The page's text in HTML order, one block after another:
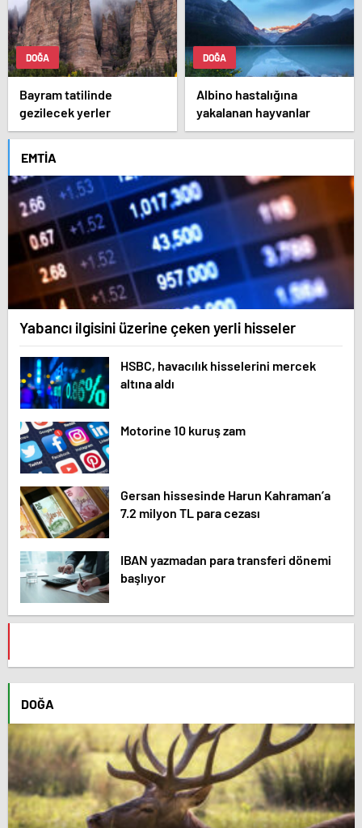
DOĞA
Bayram tatilinde
gezilecek yerler
DOĞA
Albino hastalığına
yakalanan hayvanlar
EMTIA
Yabancı ilgisini üzerine çeken yerli hisseler
HSBC, havacılık hisselerini mercek
altına aldı
Motorine 10 kuruş zam
Gersan hissesinde Harun Kahraman’a
7.2 milyon TL para cezası
IBAN yazmadan para transferi dönemi
başlıyor
DOĞA